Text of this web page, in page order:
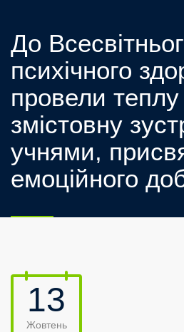
До
психічного
провели теплу
змістовну
учнями,
емоційного
13
Жовтень